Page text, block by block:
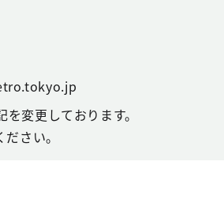
変更しております。
さい。